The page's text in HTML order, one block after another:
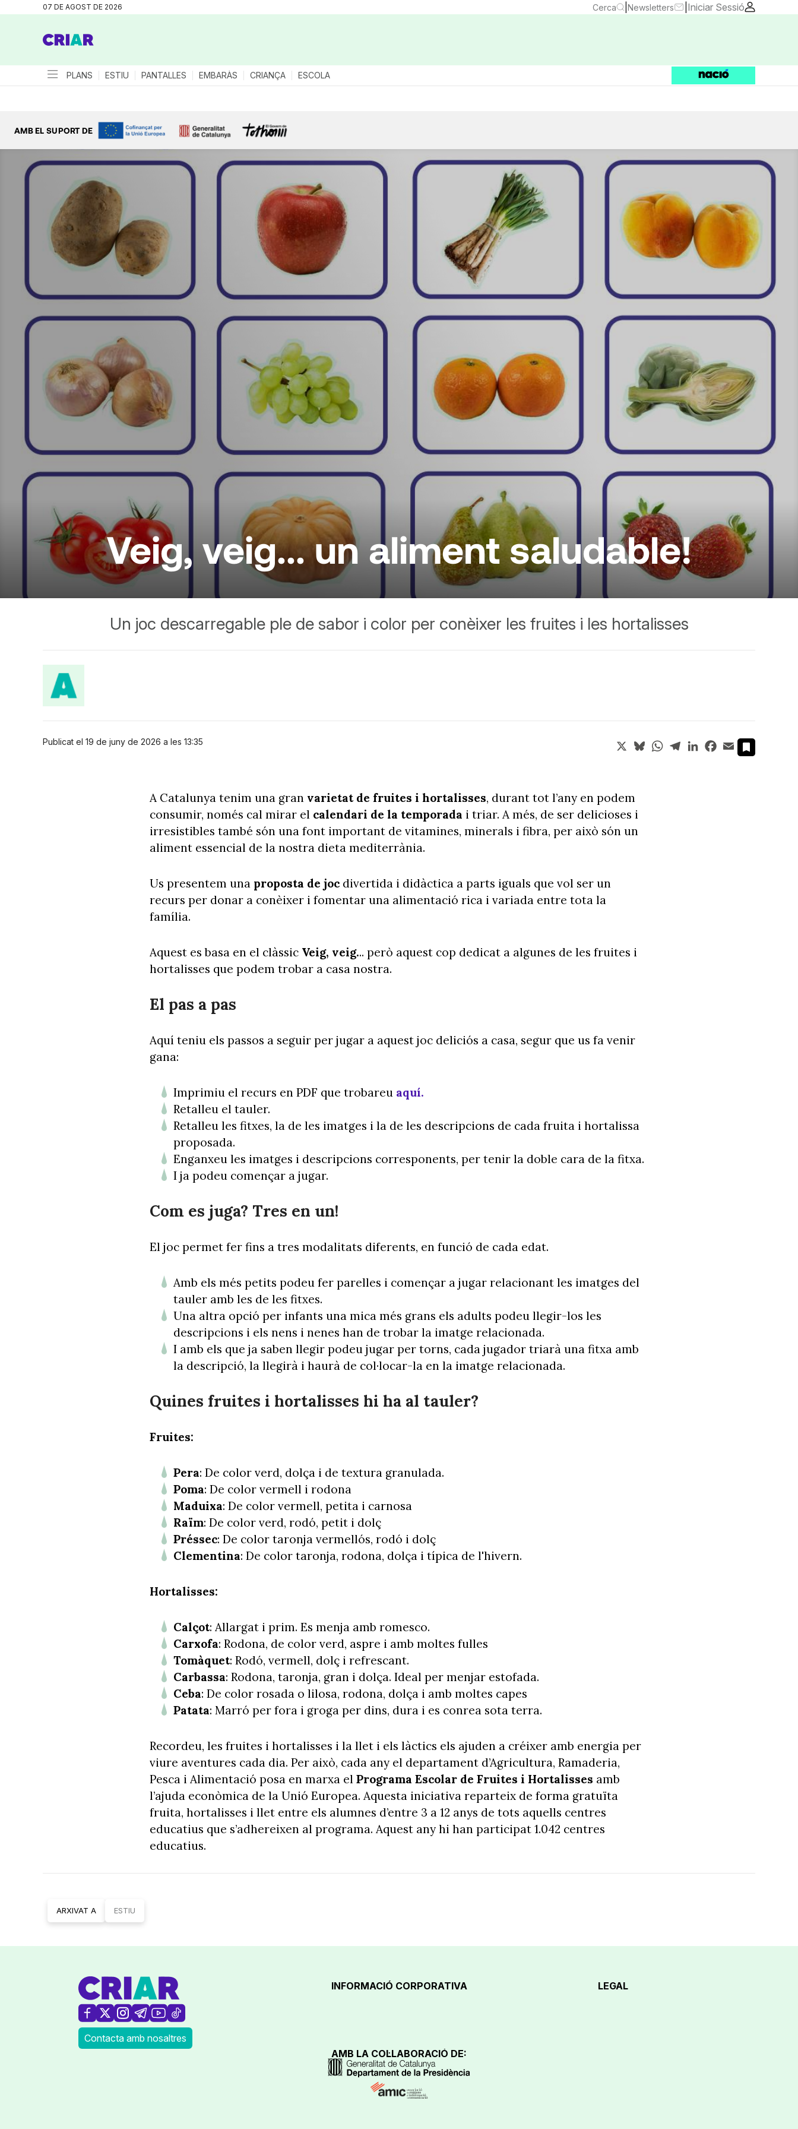
07 DE AGOST DE 2026 Cerca Newsletters Iniciar Sessió
PLANS ESTIU PANTALLES EMBARÀS CRIANÇA ESCOLA
AMB EL SUPORT DE
Veig, veig... un aliment saludable!
Un joc descarregable ple de sabor i color per conèixer les fruites i les hortalisses
Publicat el 19 de juny de 2026 a les 13:35 X BlueskyWhatsApp
TelegramLinkedInFacebook
Email
A Catalunya tenim una gran varietat de fruites i hortalisses, durant tot l’any en podem
consumir, només cal mirar el calendari de la temporada i triar. A més, de ser delicioses i
irresistibles també són una font important de vitamines, minerals i fibra, per això són un
aliment essencial de la nostra dieta mediterrània.
Us presentem una proposta de joc divertida i didàctica a parts iguals que vol ser un
recurs per donar a conèixer i fomentar una alimentació rica i variada entre tota la
família.
Aquest es basa en el clàssic Veig, veig... però aquest cop dedicat a algunes de les fruites i
hortalisses que podem trobar a casa nostra.
El pas a pas
Aquí teniu els passos a seguir per jugar a aquest joc deliciós a casa, segur que us fa venir
gana:
Imprimiu el recurs en PDF que trobareu aquí.
Retalleu el tauler.
Retalleu les fitxes, la de les imatges i la de les descripcions de cada fruita i hortalissa
proposada.
Enganxeu les imatges i descripcions corresponents, per tenir la doble cara de la fitxa.
I ja podeu començar a jugar.
Com es juga? Tres en un!
El joc permet fer fins a tres modalitats diferents, en funció de cada edat.
Amb els més petits podeu fer parelles i començar a jugar relacionant les imatges del
tauler amb les de les fitxes.
Una altra opció per infants una mica més grans els adults podeu llegir-los les
descripcions i els nens i nenes han de trobar la imatge relacionada.
I amb els que ja saben llegir podeu jugar per torns, cada jugador triarà una fitxa amb
la descripció, la llegirà i haurà de col·locar-la en la imatge relacionada.
Quines fruites i hortalisses hi ha al tauler?
Fruites:
Pera: De color verd, dolça i de textura granulada.
Poma: De color vermell i rodona
Maduixa: De color vermell, petita i carnosa
Raïm: De color verd, rodó, petit i dolç
Préssec: De color taronja vermellós, rodó i dolç
Clementina: De color taronja, rodona, dolça i típica de l'hivern.
Hortalisses:
Calçot: Allargat i prim. Es menja amb romesco.
Carxofa: Rodona, de color verd, aspre i amb moltes fulles
Tomàquet: Rodó, vermell, dolç i refrescant.
Carbassa: Rodona, taronja, gran i dolça. Ideal per menjar estofada.
Ceba: De color rosada o lilosa, rodona, dolça i amb moltes capes
Patata: Marró per fora i groga per dins, dura i es conrea sota terra.
Recordeu, les fruites i hortalisses i la llet i els làctics els ajuden a créixer amb energia per
viure aventures cada dia. Per això, cada any el departament d’Agricultura, Ramaderia,
Pesca i Alimentació posa en marxa el Programa Escolar de Fruites i Hortalisses amb
l’ajuda econòmica de la Unió Europea. Aquesta iniciativa reparteix de forma gratuïta
fruita, hortalisses i llet entre els alumnes d’entre 3 a 12 anys de tots aquells centres
educatius que s’adhereixen al programa. Aquest any hi han participat 1.042 centres
educatius.
ARXIVAT A ESTIU
Contacta amb nosaltres
INFORMACIÓ CORPORATIVA LEGAL
AMB LA COL·LABORACIÓ DE: